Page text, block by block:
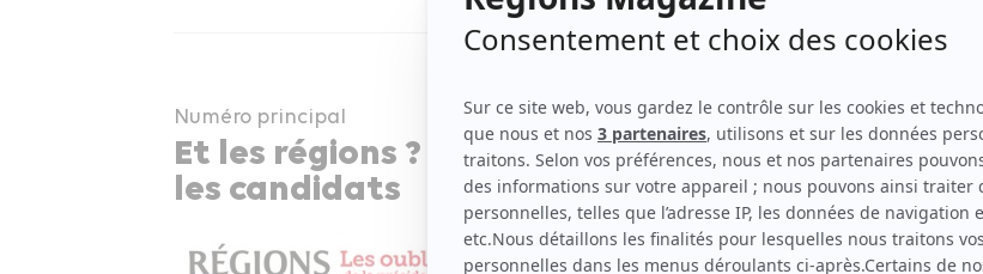
Numéro principal
Et les régions ? Ce qu’en disent
les candidats
Le